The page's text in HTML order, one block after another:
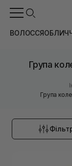
ВОЛОССЯ
Група
Група